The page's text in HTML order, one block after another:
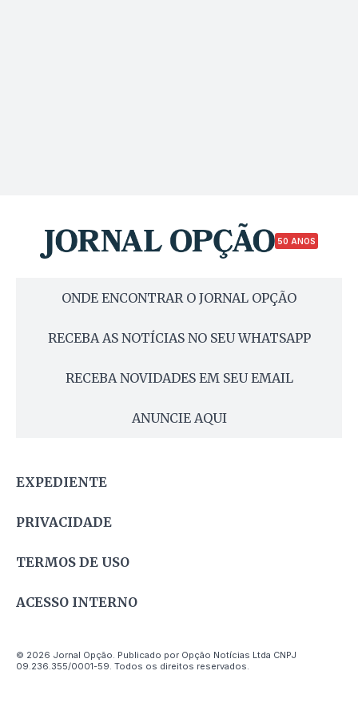
50 ANOS
ONDE ENCONTRAR O JORNAL OPÇÃO
RECEBA AS NOTÍCIAS NO SEU WHATSAPP
RECEBA NOVIDADES EM SEU EMAIL
ANUNCIE AQUI
EXPEDIENTE
PRIVACIDADE
TERMOS DE USO
ACESSO INTERNO
© 2026 Jornal Opção. Publicado por Opção Notícias Ltda CNPJ
09.236.355/0001-59. Todos os direitos reservados.